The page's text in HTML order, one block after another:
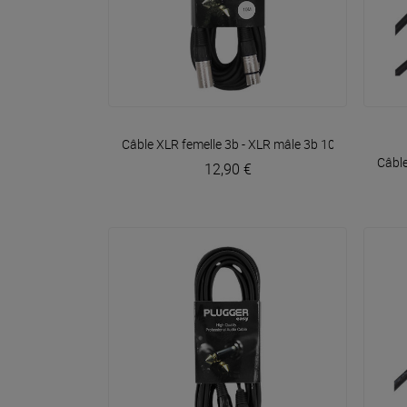
VOIR EN DÉTAIL
Câble XLR femelle 3b - XLR mâle 3b 10m Easy
12,90 €